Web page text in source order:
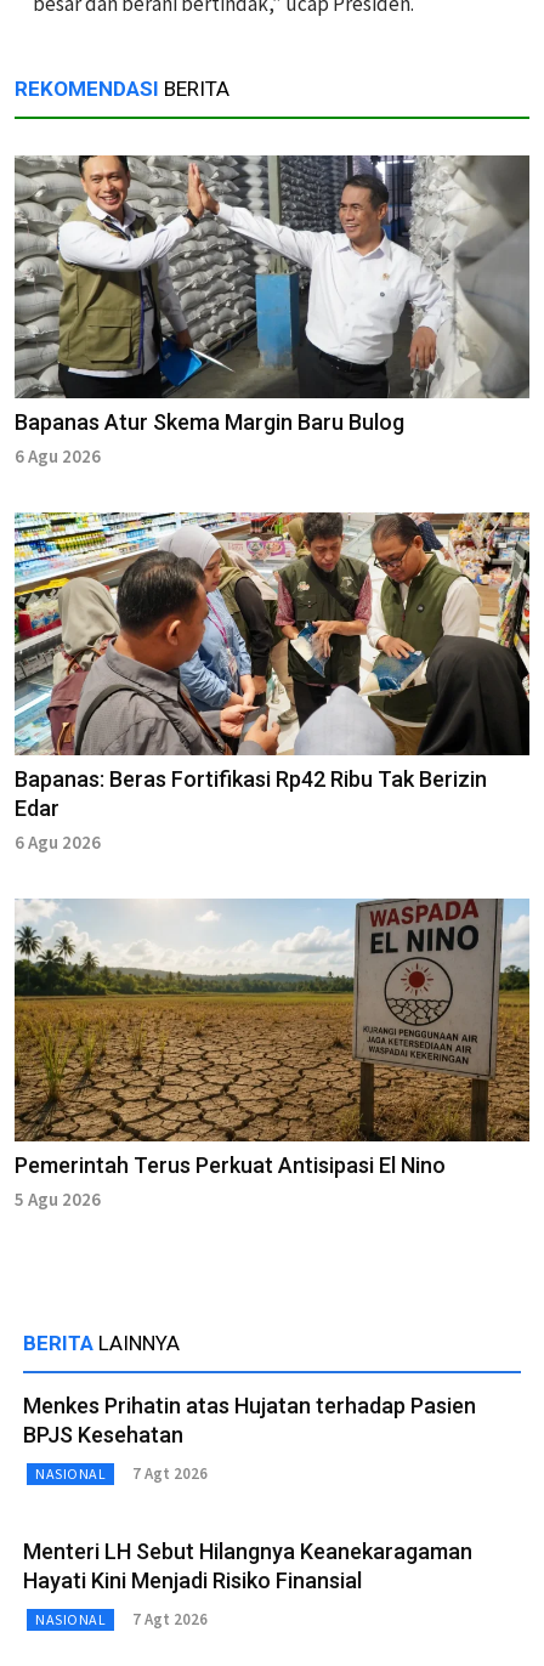
REKOMENDASI BERITA
Bapanas Atur Skema Margin Baru Bulog
6 Agu 2026
Bapanas: Beras Fortifikasi Rp42 Ribu Tak Berizin
Edar
6 Agu 2026
Pemerintah Terus Perkuat Antisipasi El Nino
5 Agu 2026
BERITA LAINNYA
Menkes Prihatin atas Hujatan terhadap Pasien
BPJS Kesehatan
NASIONAL 7 Agt 2026
Menteri LH Sebut Hilangnya Keanekaragaman
Hayati Kini Menjadi Risiko Finansial
NASIONAL 7 Agt 2026